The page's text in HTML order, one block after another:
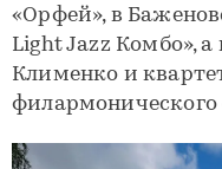
«Орфей», в
Light Jazz Комбо»,
Клименко и
филармонического